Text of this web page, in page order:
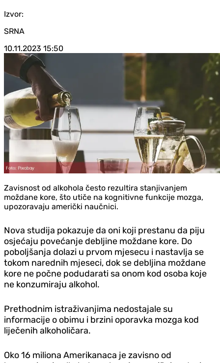
Izvor:
SRNA
10.11.2023 15:50
Zavisnost od alkohola često rezultira stanjivanjem
moždane kore, što utiče na kognitivne funkcije mozga,
upozoravaju američki naučnici.
Nova studija pokazuje da oni koji prestanu da piju
osjećaju povećanje debljine moždane kore. Do
poboljšanja dolazi u prvom mjesecu i nastavlja se
tokom narednih mjeseci, dok se debljina moždane
kore ne počne podudarati sa onom kod osoba koje
ne konzumiraju alkohol.
Prethodnim istraživanjima nedostajale su
informacije o obimu i brzini oporavka mozga kod
liječenih alkoholičara.
Oko 16 miliona Amerikanaca je zavisno od